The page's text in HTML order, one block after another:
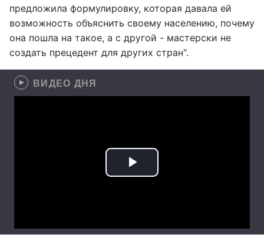
предложила формулировку, которая давала ей
возможность объяснить своему населению, почему
она пошла на такое, а с другой - мастерски не
создать прецедент для других стран".
ВИДЕО ДНЯ